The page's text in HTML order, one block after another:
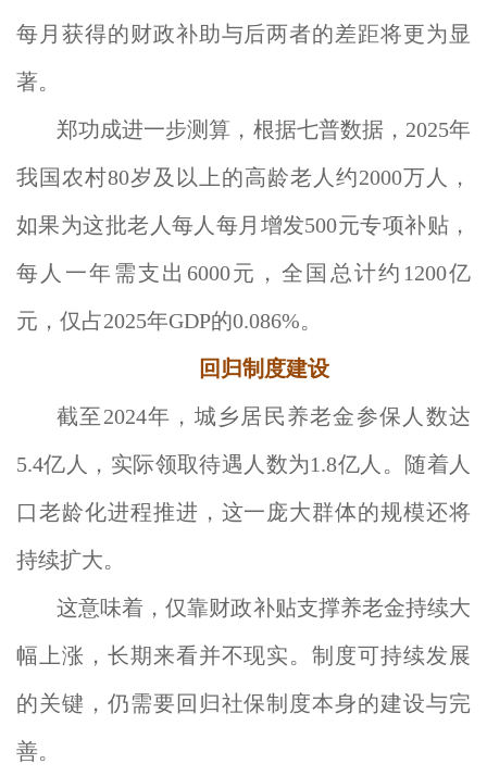
每月获得的财政补助与后两者的差距将更为显
著。
郑功成进一步测算，根据七普数据，2025年
我国农村80岁及以上的高龄老人约2000万人，
如果为这批老人每人每月增发500元专项补贴，
每人一年需支出6000元，全国总计约1200亿
元，仅占2025年GDP的0.086%。
回归制度建设
截至2024年，城乡居民养老金参保人数达
5.4亿人，实际领取待遇人数为1.8亿人。随着人
口老龄化进程推进，这一庞大群体的规模还将
持续扩大。
这意味着，仅靠财政补贴支撑养老金持续大
幅上涨，长期来看并不现实。制度可持续发展
的关键，仍需要回归社保制度本身的建设与完
善。